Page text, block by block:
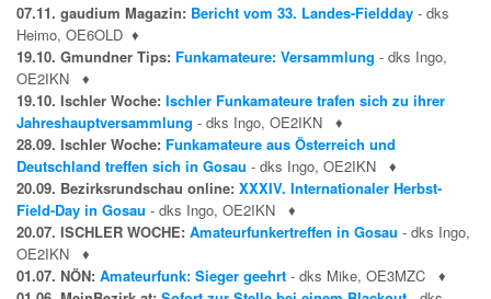
07.11. gaudium Magazin: Bericht vom 33. Landes-Fieldday - dks
Heimo, OE6OLD ♦
19.10. Gmundner Tips: Funkamateure: Versammlung - dks Ingo,
OE2IKN
♦
19.10. Ischler Woche: Ischler Funkamateure trafen sich zu ihrer
Jahreshauptversammlung - dks Ingo, OE2IKN
♦
28.09. Ischler Woche: Funkamateure aus Österreich und
Deutschland treffen sich in Gosau - dks Ingo, OE2IKN
♦
20.09. Bezirksrundschau online: XXXIV. Internationaler Herbst-
Field-Day in Gosau - dks Ingo, OE2IKN
♦
20.07. ISCHLER WOCHE: Amateurfunkertreffen in Gosau - dks Ingo,
OE2IKN
♦
01.07. NÖN: Amateurfunk: Sieger geehrt - dks Mike, OE3MZC
♦